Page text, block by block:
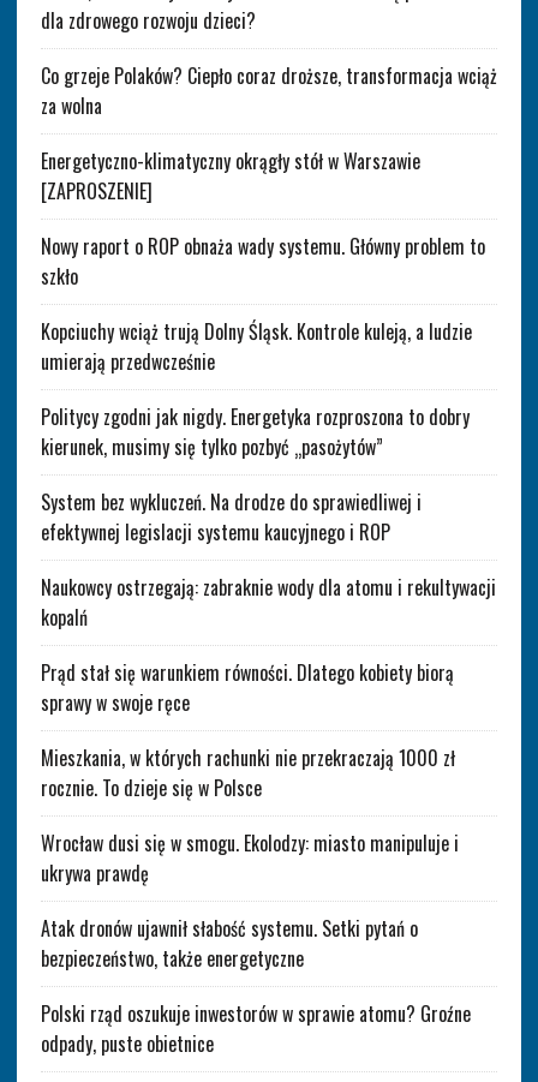
dla zdrowego rozwoju dzieci?
Co grzeje Polaków? Ciepło coraz droższe, transformacja wciąż
za wolna
Energetyczno-klimatyczny okrągły stół w Warszawie
[ZAPROSZENIE]
Nowy raport o ROP obnaża wady systemu. Główny problem to
szkło
Kopciuchy wciąż trują Dolny Śląsk. Kontrole kuleją, a ludzie
umierają przedwcześnie
Politycy zgodni jak nigdy. Energetyka rozproszona to dobry
kierunek, musimy się tylko pozbyć „pasożytów”
System bez wykluczeń. Na drodze do sprawiedliwej i
efektywnej legislacji systemu kaucyjnego i ROP
Naukowcy ostrzegają: zabraknie wody dla atomu i rekultywacji
kopalń
Prąd stał się warunkiem równości. Dlatego kobiety biorą
sprawy w swoje ręce
Mieszkania, w których rachunki nie przekraczają 1000 zł
rocznie. To dzieje się w Polsce
Wrocław dusi się w smogu. Ekolodzy: miasto manipuluje i
ukrywa prawdę
Atak dronów ujawnił słabość systemu. Setki pytań o
bezpieczeństwo, także energetyczne
Polski rząd oszukuje inwestorów w sprawie atomu? Groźne
odpady, puste obietnice